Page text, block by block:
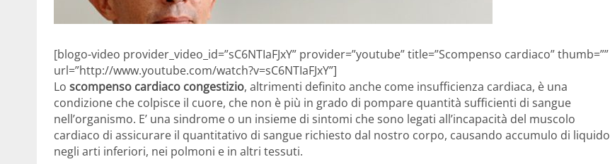
[blogo-video provider_video_id=”sC6NTIaFJxY” provider=”youtube” title=”Scompenso cardiaco” thumb=””
url=”http://www.youtube.com/watch?v=sC6NTIaFJxY”]
Lo scompenso cardiaco congestizio, altrimenti definito anche come insufficienza cardiaca, è una
condizione che colpisce il cuore, che non è più in grado di pompare quantità sufficienti di sangue
nell’organismo. E’ una sindrome o un insieme di sintomi che sono legati all’incapacità del muscolo
cardiaco di assicurare il quantitativo di sangue richiesto dal nostro corpo, causando accumulo di liquido
negli arti inferiori, nei polmoni e in altri tessuti.